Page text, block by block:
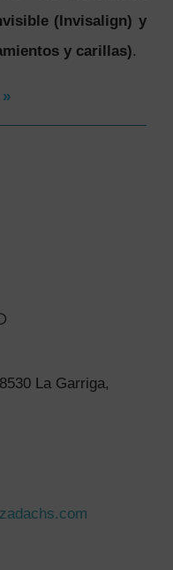
(Invisalign) y
y carillas).
La Garriga,